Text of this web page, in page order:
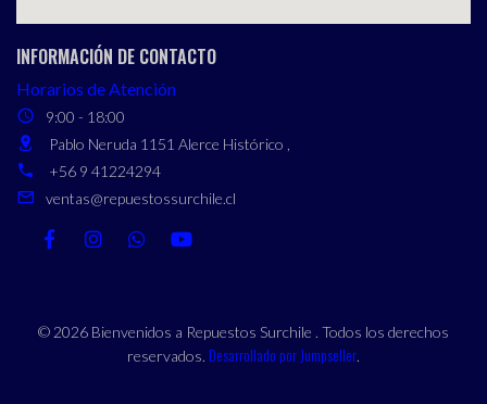
INFORMACIÓN DE CONTACTO
Horarios de Atención
9:00 - 18:00
Pablo Neruda 1151 Alerce Histórico ,
+56 9 41224294
ventas@repuestossurchile.cl
© 2026 Bienvenidos a Repuestos Surchile . Todos los derechos
reservados. Desarrollado por Jumpseller.